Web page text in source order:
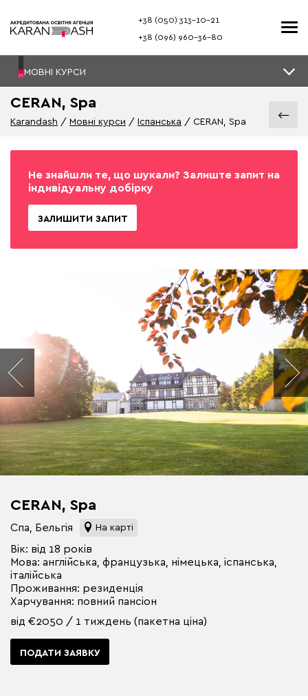
+38 (050) 313–10-21
+38 (096) 960–36-80
МОВНІ КУРСИ
CERAN, Spa
Karandash Мовні курси Іспанська CERAN, Spa
Не знайшли те, що шукали? Залиште запит на
індивідуальну добірку
ЗАЛИШИТИ ЗАПИТ
CERAN, Spa
Спа, Бельгія На карті
Вік: від 18 років
Мова: англійська, французька, німецька, іспанська,
італійська
Проживання: резиденція
Харчування: повний пансіон
від €2050 / 1 тиждень (пакетна ціна)
ПОДАТИ ЗАЯВКУ